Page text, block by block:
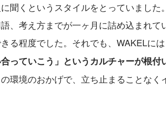
聞くというスタイルをとっていました
、考え方までが一ヶ月に詰め込まれて
る程度でした。それでも、WAKELには
っていこう」というカルチャーが根付
環境のおかげで、立ち止まることなく